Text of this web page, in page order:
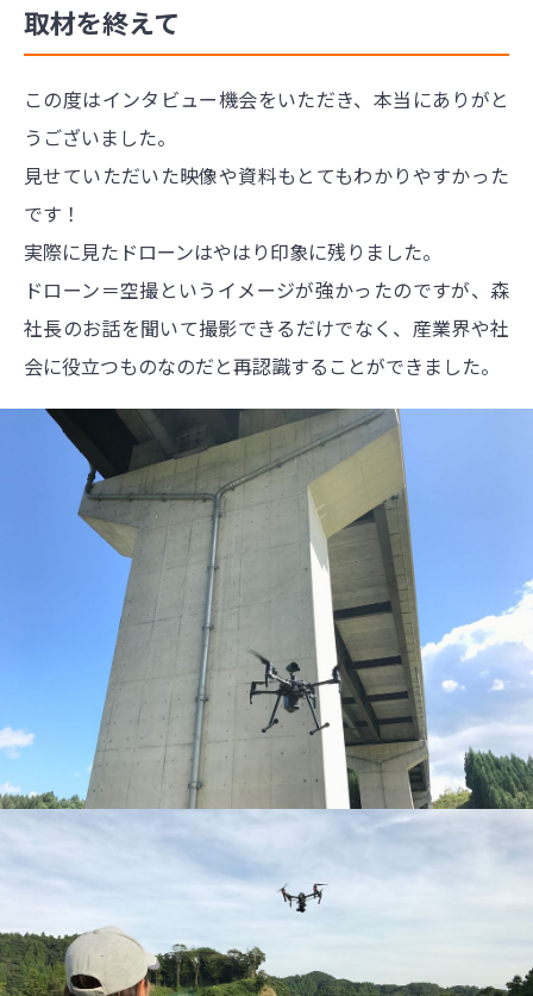
取材を終えて
この度はインタビュー機会をいただき、本当にありがと
うございました。
見せていただいた映像や資料もとてもわかりやすかった
です！
実際に見たドローンはやはり印象に残りました。
ドローン＝空撮というイメージが強かったのですが、森
社長のお話を聞いて撮影できるだけでなく、産業界や社
会に役立つものなのだと再認識することができました。